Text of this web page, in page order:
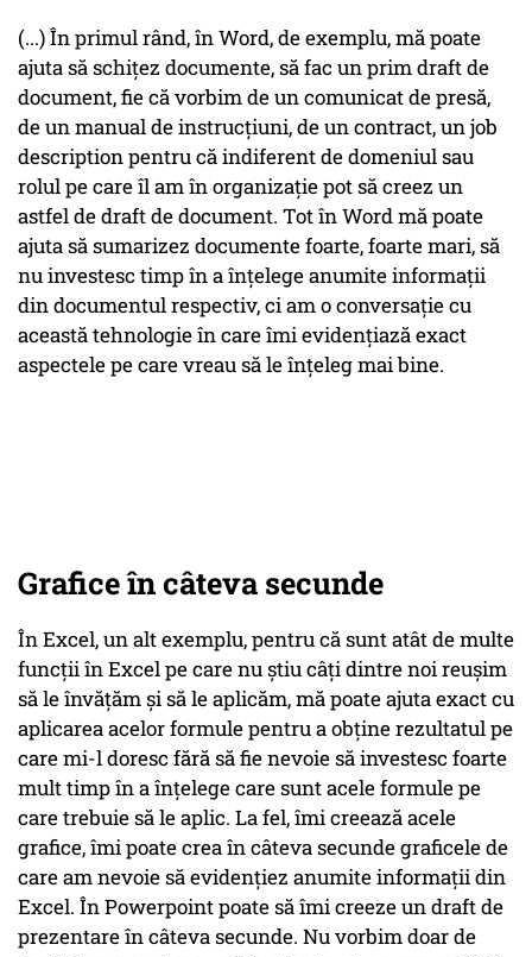
(...) În primul rând, în Word, de exemplu, mă poate
ajuta să schițez documente, să fac un prim draft de
document, fie că vorbim de un comunicat de presă,
de un manual de instrucțiuni, de un contract, un job
description pentru că indiferent de domeniul sau
rolul pe care îl am în organizație pot să creez un
astfel de draft de document. Tot în Word mă poate
ajuta să sumarizez documente foarte, foarte mari, să
nu investesc timp în a înțelege anumite informații
din documentul respectiv, ci am o conversație cu
această tehnologie în care îmi evidențiază exact
aspectele pe care vreau să le înțeleg mai bine.
Grafice în câteva secunde
În Excel, un alt exemplu, pentru că sunt atât de multe
funcții în Excel pe care nu știu câți dintre noi reușim
să le învățăm și să le aplicăm, mă poate ajuta exact cu
aplicarea acelor formule pentru a obține rezultatul pe
care mi-l doresc fără să fie nevoie să investesc foarte
mult timp în a înțelege care sunt acele formule pe
care trebuie să le aplic. La fel, îmi creează acele
grafice, îmi poate crea în câteva secunde graficele de
care am nevoie să evidențiez anumite informații din
Excel. În Powerpoint poate să îmi creeze un draft de
prezentare în câteva secunde. Nu vorbim doar de